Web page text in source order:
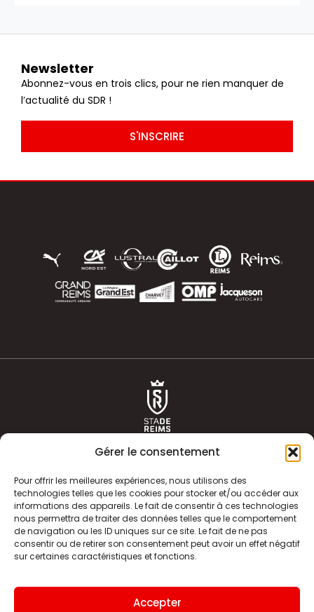
Gérer le consentement
Pour offrir les meilleures expériences, nous utilisons des
technologies telles que les cookies pour stocker et/ou accéder aux
informations des appareils. Le fait de consentir à ces technologies
nous permettra de traiter des données telles que le comportement
de navigation ou les ID uniques sur ce site. Le fait de ne pas
consentir ou de retirer son consentement peut avoir un effet négatif
sur certaines caractéristiques et fonctions.
Accepter
Newsletter
Abonnez-vous en trois clics, pour ne rien manquer de
l’actualité du SDR !
S'INSCRIRE
ACTUALITÉS
CLUB
BOUTIQUE
HISTOIRE
ÉQUIPE PREMIERE
INFOS ET CONTACT